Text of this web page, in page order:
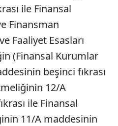
ile Finansal
Finansman
Faaliyet Esasları
(Finansal Kurumlar
beşinci fıkrası
12/A
ile Finansal
11/A maddesinin